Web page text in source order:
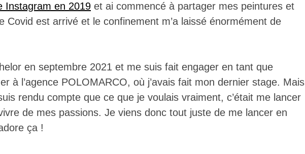
Instagram en 2019 et ai commencé à partager mes peintures et
Covid est arrivé et le confinement m’a laissé énormément de
en septembre 2021 et me suis fait engager en tant que
à l’agence POLOMARCO, où j’avais fait mon dernier stage. Mais
rendu compte que ce que je voulais vraiment, c’était me lancer
de mes passions. Je viens donc tout juste de me lancer en
ça !